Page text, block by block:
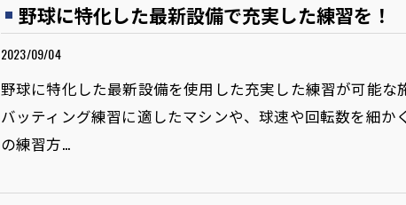
野球に特化した最新設備で充実した練習を！
2023/09/04
野球に特化した最新設備を使用した充実した練習が可能な
バッティング練習に適したマシンや、球速や回転数を細
の練習方…